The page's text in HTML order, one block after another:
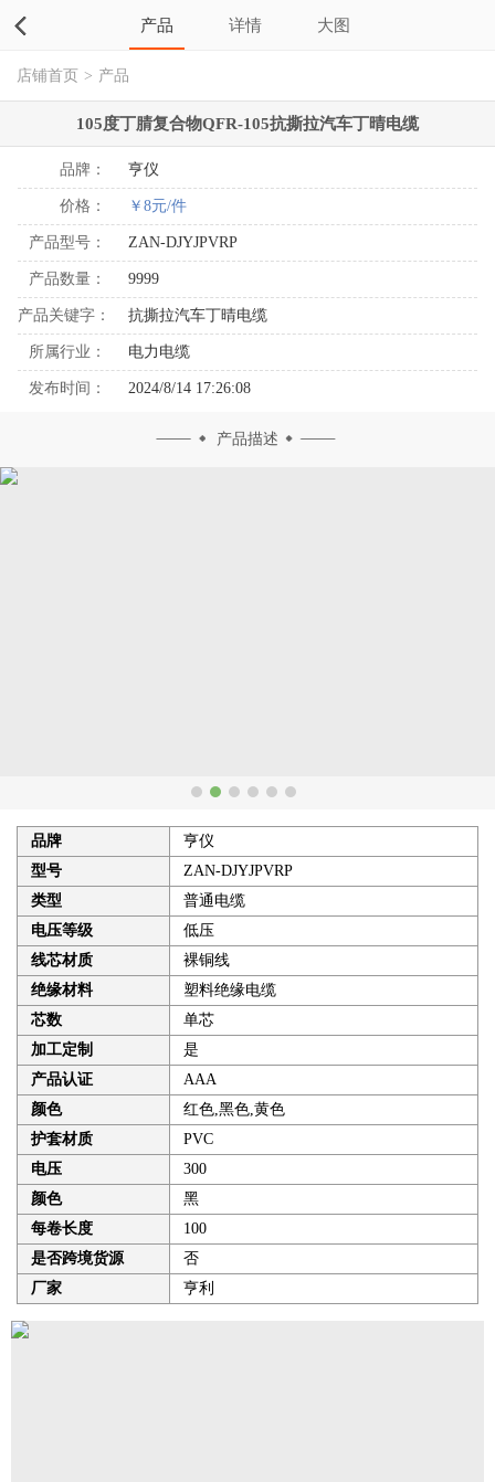
产品 详情 大图
店铺首页 > 产品
105度丁腈复合物QFR-105抗撕拉汽车丁晴电缆
品牌： 亨仪
价格： ￥8元/件
产品型号： ZAN-DJYJPVRP
产品数量： 9999
产品关键字： 抗撕拉汽车丁晴电缆
所属行业： 电力电缆
发布时间： 2024/8/14 17:26:08
产品描述
品牌
亨仪
型号
ZAN-DJYJPVRP
类型
普通电缆
电压等级
低压
线芯材质
裸铜线
绝缘材料
塑料绝缘电缆
芯数
单芯
加工定制
是
产品认证
AAA
颜色
红色,黑色,黄色
护套材质
PVC
电压
300
颜色
黑
每卷长度
100
是否跨境货源
否
厂家
亨利